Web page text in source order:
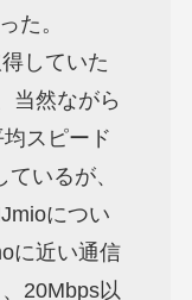
た。
していた
当然ながら
スピード
いるが、
につい
に近い通信
20Mbps以